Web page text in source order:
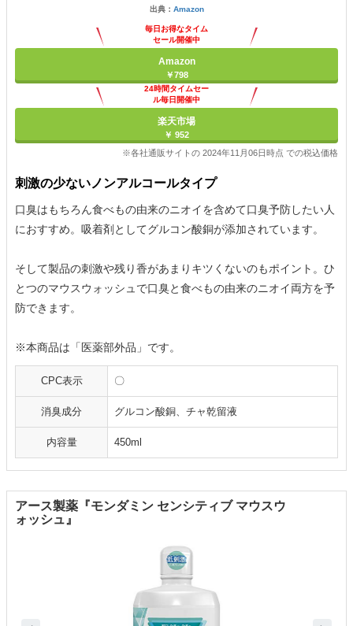
出典： Amazon
毎日お得なタイム
セール開催中
Amazon
￥798
24時間タイムセー
ル毎日開催中
楽天市場
￥ 952
※各社通販サイトの 2024年11月06日時点 での税込価格
刺激の少ないノンアルコールタイプ
口臭はもちろん食べもの由来のニオイを含めて口臭予防したい人
におすすめ。吸着剤としてグルコン酸銅が添加されています。
そして製品の刺激や残り香があまりキツくないのもポイント。ひ
とつのマウスウォッシュで口臭と食べもの由来のニオイ両方を予
防できます。
※本商品は「医薬部外品」です。
CPC表示 〇
消臭成分 グルコン酸銅、チャ乾留液
内容量 450ml
アース製薬『モンダミン センシティブ マウスウ
ォッシュ』